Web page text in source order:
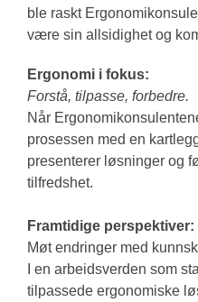
ble raskt
være sin allsidighet og
Ergonomi i fokus:
Forstå, tilpasse, forbedre.
Når
prosessen med en
presenterer løsninger og
tilfredshet.
Framtidige perspektiver:
Møt endringer med
I en arbeidsverden som
tilpassede ergonomiske